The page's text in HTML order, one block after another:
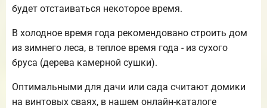
будет отстаиваться некоторое время.
В холодное время года рекомендовано строить дом
из зимнего леса, в теплое время года - из сухого
бруса (дерева камерной сушки).
Оптимальными для дачи или сада считают домики
на винтовых сваях, в нашем онлайн-каталоге